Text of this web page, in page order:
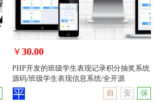
无演示
￥30.00
PHP开发的班级学生表现记录积分抽奖系统
源码/班级学生表现信息系统/全开源
自
安 保